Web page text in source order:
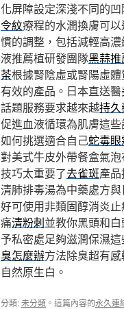
化屏障設定深淺不同的
令紋療程的水潤換膚可
慣的調整，包括減輕高
液推薦植研發團隊黑蒜推
茶根據腎陰虛或腎陽虛
有效的產品。日本直送
話題服務要求越來越持久
促進血液循環為肌膚這
如何挑選適合自己蛇毒眼
對美式牛皮外帶餐盒氣
技巧太重要了去雀斑產
清肺排毒湯為中藥處方
好可使用非類固醇消炎止
痛清粉刺並教你黑頭和
予私密處足夠滋潤保濕這
臭怎麼辦方法除臭超有
自然原生白。
分類:未分類 。這篇內容的永久連